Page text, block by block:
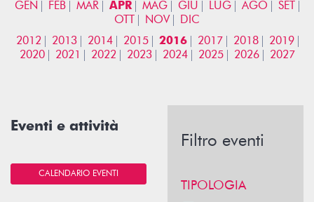
GEN FEB MAR APR MAG GIU LUG AGO
SET
OTT
NOV
DIC
2012
2013 2014 2015 2016 2017 2018
2019
2020
2021 2022 2023 2024 2025 2026 2027
Eventi e attività
CALENDARIO EVENTI
Filtro eventi
TIPOLOGIA